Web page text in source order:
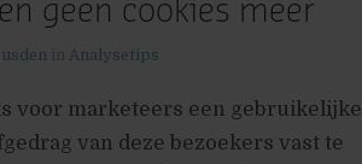
geen cookies meer
in Analysetips
voor marketeers een gebruikelijke
van deze bezoekers vast te